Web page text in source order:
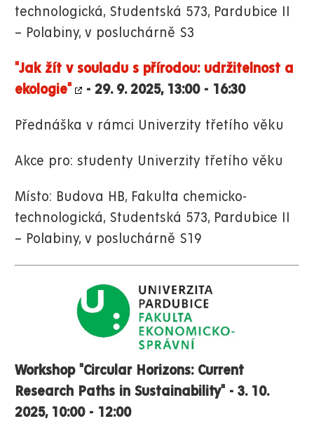
technologická, Studentská 573, Pardubice II
– Polabiny, v posluchárně S3
"Jak žít v souladu s přírodou: udržitelnost a
ekologie"
- 29. 9. 2025, 13:00 - 16:30
Přednáška v rámci Univerzity třetího věku
Akce pro: studenty Univerzity třetího věku
Místo: Budova HB, Fakulta chemicko-
technologická, Studentská 573, Pardubice II
– Polabiny, v posluchárně S19
Workshop "Circular Horizons: Current
Research Paths in Sustainability" - 3. 10.
2025, 10:00 - 12:00